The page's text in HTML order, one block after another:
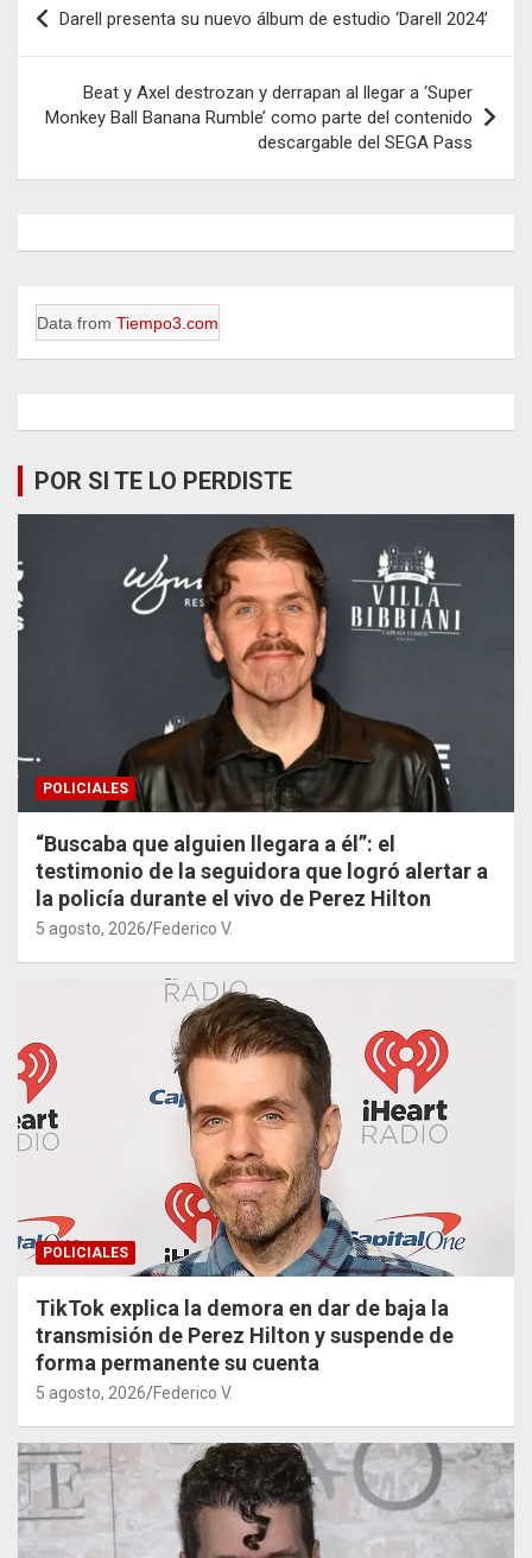
de
entradas
Darell presenta su nuevo álbum de estudio ‘Darell 2024’
Beat y Axel destrozan y derrapan al llegar a ‘Super
Monkey Ball Banana Rumble’ como parte del contenido
descargable del SEGA Pass
Data from Tiempo3.com
POR SI TE LO PERDISTE
POLICIALES
“Buscaba que alguien llegara a él”: el
testimonio de la seguidora que logró alertar a
la policía durante el vivo de Perez Hilton
5 agosto, 2026 Federico V.
POLICIALES
TikTok explica la demora en dar de baja la
transmisión de Perez Hilton y suspende de
forma permanente su cuenta
5 agosto, 2026 Federico V.